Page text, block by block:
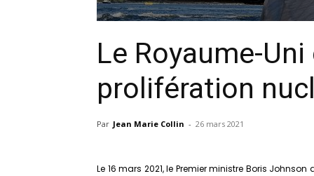
Le Royaume-
prolifération
Par Jean Marie Collin - 26 mars 2021
Le 16 mars 2021, le Premier ministre Boris Johnson